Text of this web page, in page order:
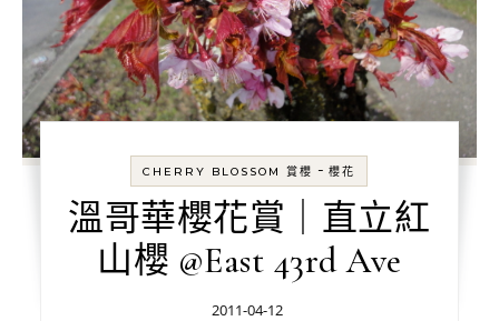
CHERRY BLOSSOM 賞櫻 -櫻花
溫哥華櫻花賞｜直立紅
山櫻 @East 43rd Ave
2011-04-12